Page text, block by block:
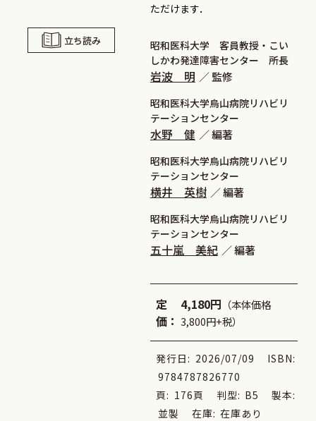
ただけます．
昭和医科大学 客員教授・こい
しかわ発達障害センター 所長
岩波 明 監修
昭和医科大学烏山病院リハビリ
テーションセンター
水野 健 編著
昭和医科大学烏山病院リハビリ
テーションセンター
横井 英樹 編著
昭和医科大学烏山病院リハビリ
テーションセンター
五十嵐 美紀 編著
定
価：
4,180円 （本体価格
3,800円+税）
発行日: 2026/07/09
ISBN:
9784787826770
頁: 176頁 判型: B5
製本:
並製
在庫: 在庫あり
立ち読み